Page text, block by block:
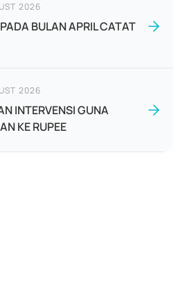
2026
BULAN APRIL CATAT
2026
INTERVENSI GUNA
KE RUPEE